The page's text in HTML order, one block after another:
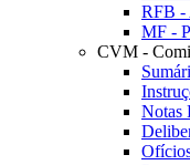
RFB -
MF -
CVM -
Notas